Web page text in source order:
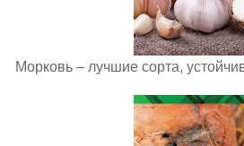
Морковь – лучшие сорта,